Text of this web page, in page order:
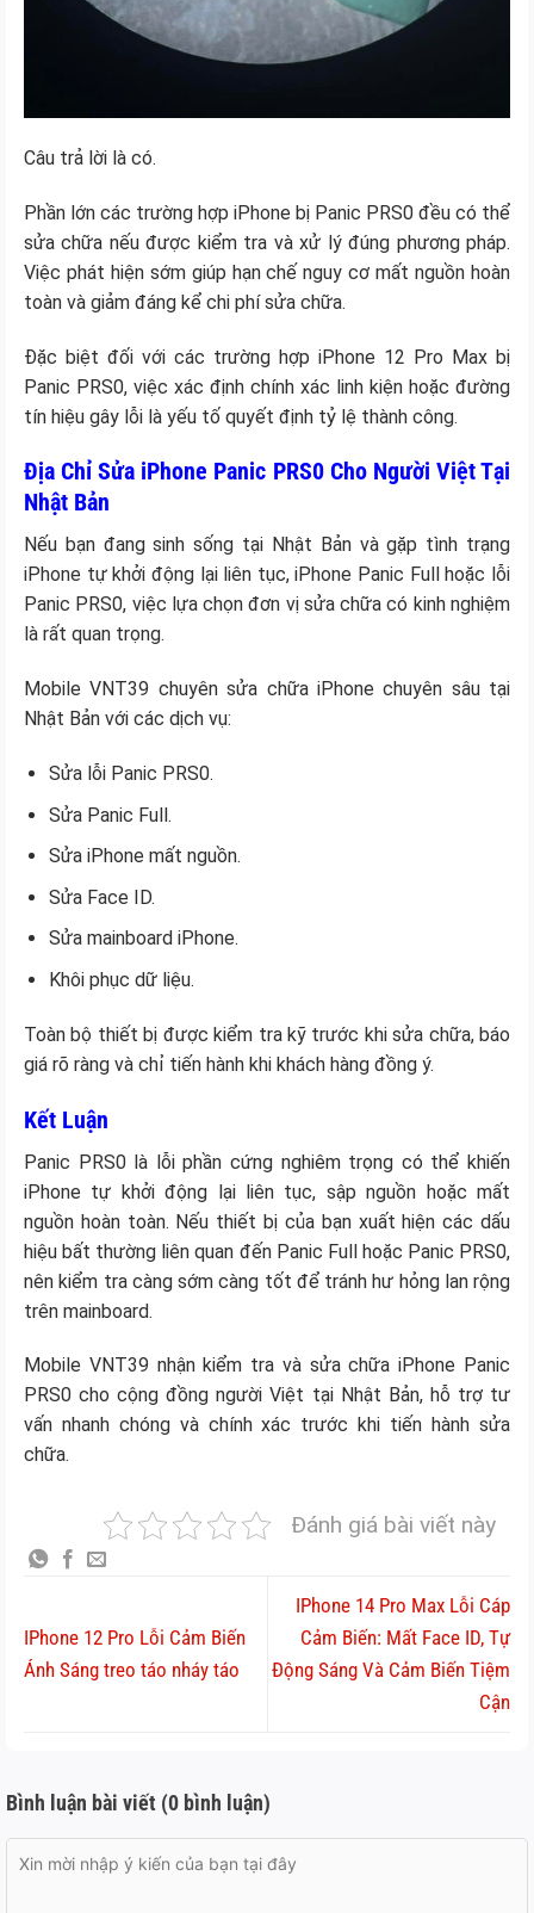
Câu trả lời là có.
Phần lớn các trường hợp iPhone bị Panic PRS0 đều có thể
sửa chữa nếu được kiểm tra và xử lý đúng phương pháp.
Việc phát hiện sớm giúp hạn chế nguy cơ mất nguồn hoàn
toàn và giảm đáng kể chi phí sửa chữa.
Đặc biệt đối với các trường hợp iPhone 12 Pro Max bị
Panic PRS0, việc xác định chính xác linh kiện hoặc đường
tín hiệu gây lỗi là yếu tố quyết định tỷ lệ thành công.
Địa Chỉ Sửa iPhone Panic PRS0 Cho Người Việt Tại
Nhật Bản
Nếu bạn đang sinh sống tại Nhật Bản và gặp tình trạng
iPhone tự khởi động lại liên tục, iPhone Panic Full hoặc lỗi
Panic PRS0, việc lựa chọn đơn vị sửa chữa có kinh nghiệm
là rất quan trọng.
Mobile VNT39 chuyên sửa chữa iPhone chuyên sâu tại
Nhật Bản với các dịch vụ:
Sửa lỗi Panic PRS0.
Sửa Panic Full.
Sửa iPhone mất nguồn.
Sửa Face ID.
Sửa mainboard iPhone.
Khôi phục dữ liệu.
Toàn bộ thiết bị được kiểm tra kỹ trước khi sửa chữa, báo
giá rõ ràng và chỉ tiến hành khi khách hàng đồng ý.
Kết Luận
Panic PRS0 là lỗi phần cứng nghiêm trọng có thể khiến
iPhone tự khởi động lại liên tục, sập nguồn hoặc mất
nguồn hoàn toàn. Nếu thiết bị của bạn xuất hiện các dấu
hiệu bất thường liên quan đến Panic Full hoặc Panic PRS0,
nên kiểm tra càng sớm càng tốt để tránh hư hỏng lan rộng
trên mainboard.
Mobile VNT39 nhận kiểm tra và sửa chữa iPhone Panic
PRS0 cho cộng đồng người Việt tại Nhật Bản, hỗ trợ tư
vấn nhanh chóng và chính xác trước khi tiến hành sửa
chữa.
Đánh giá bài viết này
IPhone 12 Pro Lỗi Cảm Biến
Ánh Sáng treo táo nháy táo
IPhone 14 Pro Max Lỗi Cáp
Cảm Biến: Mất Face ID, Tự
Động Sáng Và Cảm Biến Tiệm
Cận
Bình luận bài viết (0 bình luận)